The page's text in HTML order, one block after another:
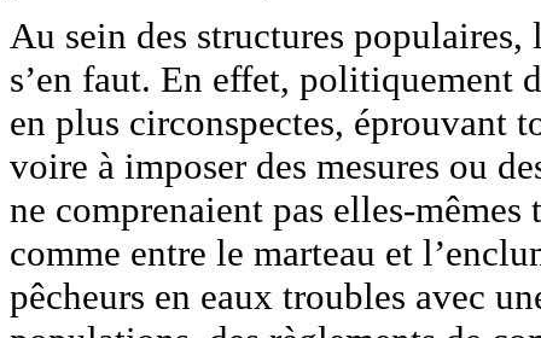
Au sein des structures
s’en faut. En effet, politiquement
en plus circonspectes, éprouvant
voire à imposer des mesures ou
ne comprenaient pas elles-
comme entre le marteau et
pêcheurs en eaux troubles avec